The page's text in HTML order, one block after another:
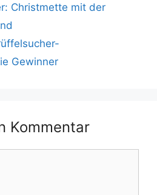
Christmette mit der
Gewinner
Kommentar